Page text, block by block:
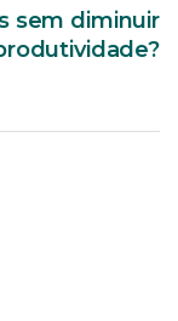
sem diminuir